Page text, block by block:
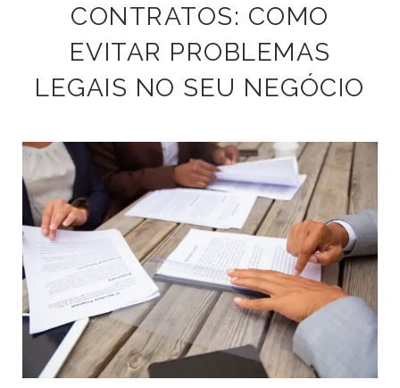
CONTRATOS: COMO
EVITAR PROBLEMAS
LEGAIS NO SEU NEGÓCIO